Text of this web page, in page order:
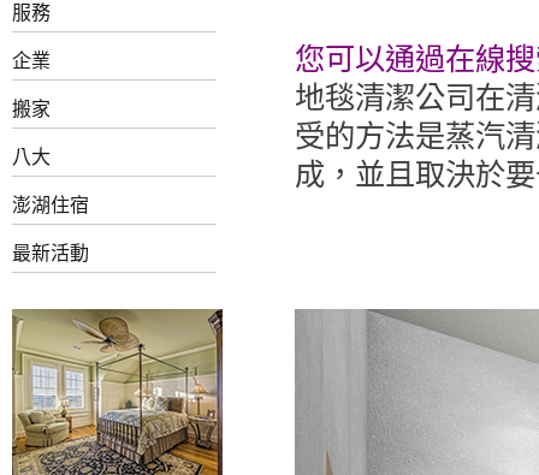
服務
企業
搬家
八大
澎湖住宿
最新活動
您可以通過在線
地毯清潔公司在
受的方法是蒸汽
成，並且取決於